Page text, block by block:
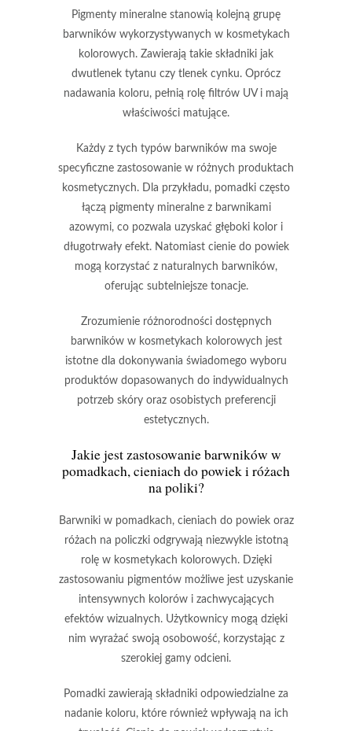
Pigmenty mineralne stanowią kolejną grupę
barwników wykorzystywanych w kosmetykach
kolorowych. Zawierają takie składniki jak
dwutlenek tytanu czy tlenek cynku. Oprócz
nadawania koloru, pełnią rolę filtrów UV i mają
właściwości matujące.
Każdy z tych typów barwników ma swoje
specyficzne zastosowanie w różnych produktach
kosmetycznych. Dla przykładu, pomadki często
łączą pigmenty mineralne z barwnikami
azowymi, co pozwala uzyskać głęboki kolor i
długotrwały efekt. Natomiast cienie do powiek
mogą korzystać z naturalnych barwników,
oferując subtelniejsze tonacje.
Zrozumienie różnorodności dostępnych
barwników w kosmetykach kolorowych jest
istotne dla dokonywania świadomego wyboru
produktów dopasowanych do indywidualnych
potrzeb skóry oraz osobistych preferencji
estetycznych.
Jakie jest zastosowanie barwników w
pomadkach, cieniach do powiek i różach
na poliki?
Barwnikiw pomadkach, cieniach do powiekoraz
różach na policzkiodgrywają niezwykle istotną
rolę w kosmetykach kolorowych. Dzięki
zastosowaniu pigmentów możliwe jest uzyskanie
intensywnych kolorów i zachwycających
efektów wizualnych. Użytkownicy mogą dzięki
nim wyrażać swoją osobowość, korzystając z
szerokiej gamy odcieni.
Pomadki zawierają składniki odpowiedzialne za
nadanie koloru, które również wpływają na ich